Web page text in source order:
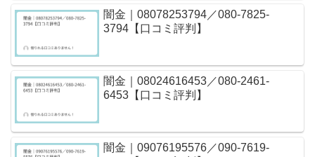
闇金｜08078253794／080-7825-
3794【口コミ評判】
闇金｜08024616453／080-2461-
6453【口コミ評判】
闇金｜09076195576／090-7619-